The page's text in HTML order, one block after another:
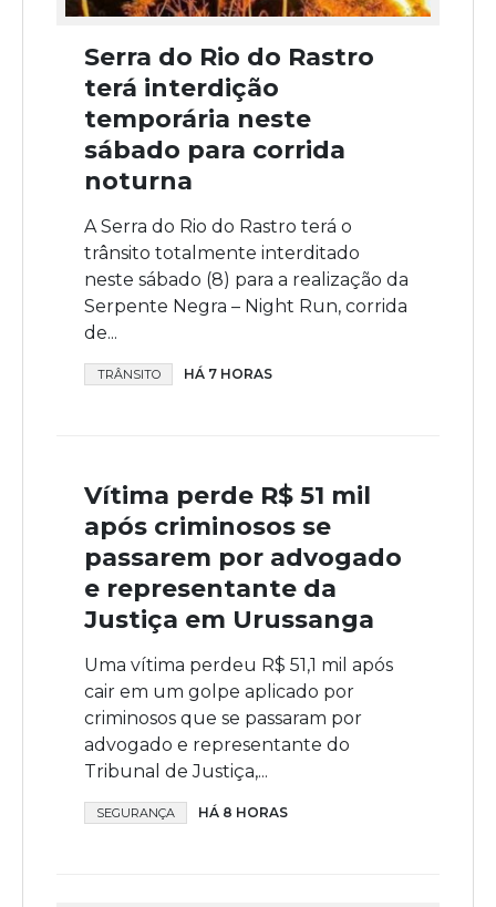
Serra do Rio do Rastro
terá interdição
temporária neste
sábado para corrida
noturna
A Serra do Rio do Rastro terá o
trânsito totalmente interditado
neste sábado (8) para a realização da
Serpente Negra – Night Run, corrida
de...
TRÂNSITO HÁ 7 HORAS
Vítima perde R$ 51 mil
após criminosos se
passarem por advogado
e representante da
Justiça em Urussanga
Uma vítima perdeu R$ 51,1 mil após
cair em um golpe aplicado por
criminosos que se passaram por
advogado e representante do
Tribunal de Justiça,...
SEGURANÇA HÁ 8 HORAS